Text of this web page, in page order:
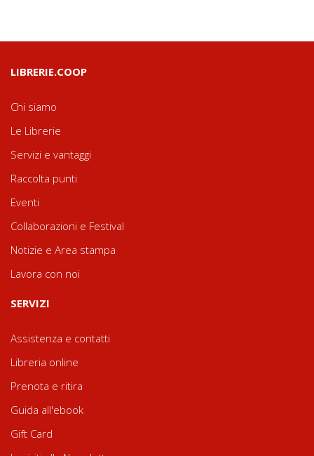
LIBRERIE.COOP
Chi siamo
Le Librerie
Servizi e vantaggi
Raccolta punti
Eventi
Collaborazioni e Festival
Notizie e Area stampa
Lavora con noi
SERVIZI
Assistenza e contatti
Libreria online
Prenota e ritira
Guida all'ebook
Gift Card